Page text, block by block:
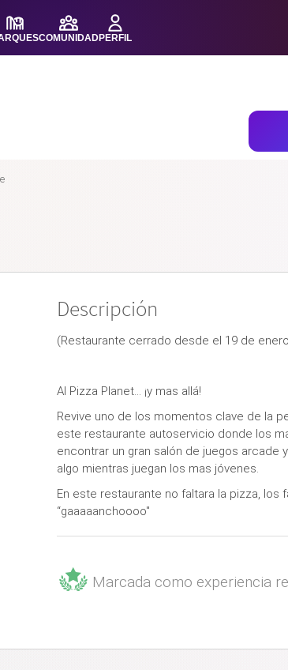
COMUNIDADPERFIL
Descripción
(Restaurante cerrado desde el 19 de
Al Pizza Planet… ¡y mas allá!
Revive uno de los momentos clave de la
este restaurante autoservicio donde los
encontrar un gran salón de juegos arcade
algo mientras juegan los mas jóvenes.
En este restaurante no faltara la pizza, los
“gaaaaanchoooo"
Marcada como experiencia